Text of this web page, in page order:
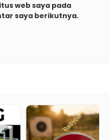
web saya pada
saya berikutnya.